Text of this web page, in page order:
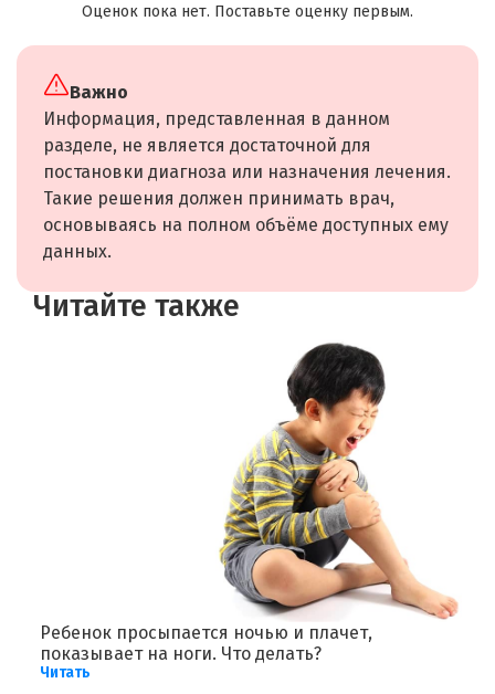
Оценок пока нет. Поставьте оценку первым.
Важно
Информация, представленная в данном
разделе, не является достаточной для
постановки диагноза или назначения лечения.
Такие решения должен принимать врач,
основываясь на полном объёме доступных ему
данных.
Читайте также
Ребенок просыпается ночью и плачет,
показывает на ноги. Что делать?
Читать